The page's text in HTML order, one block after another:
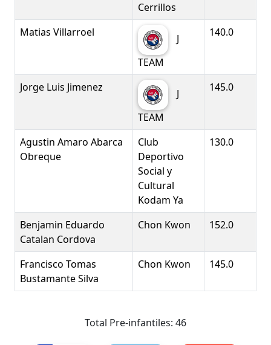
Cerrillos
Matias Villarroel
J
TEAM
140.0
Jorge Luis Jimenez
J
TEAM
145.0
Agustin Amaro Abarca
Obreque
Club
Deportivo
Social y
Cultural
Kodam Ya
130.0
Benjamin Eduardo
Catalan Cordova
Chon Kwon 152.0
Francisco Tomas
Bustamante Silva
Chon Kwon 145.0
Total Pre-infantiles: 46